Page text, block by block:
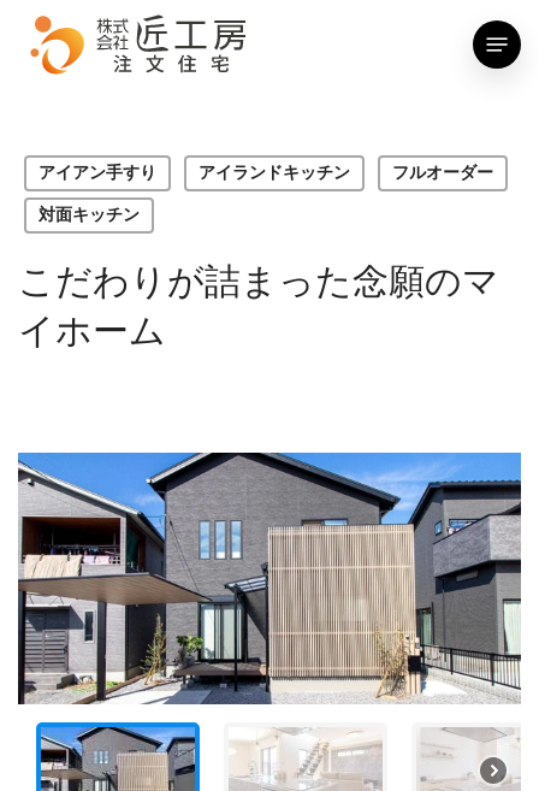
Menu
アイアン手すり アイランドキッチン フルオーダー
対面キッチン
こだわりが詰まった念願のマ
イホーム